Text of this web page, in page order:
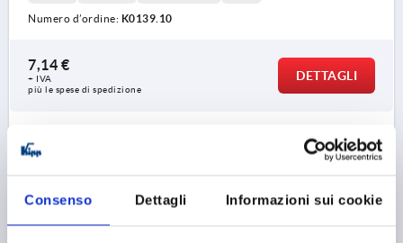
Consenso Dettagli Informazioni sui cookie
Numero d’ordine: K0139.10
7,14 €
+ IVA
più le spese di spedizione
DETTAGLI
K0139